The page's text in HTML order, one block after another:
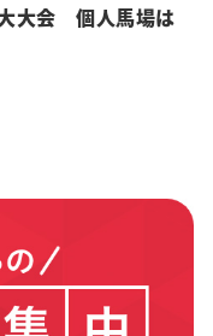
大会 個人馬場は